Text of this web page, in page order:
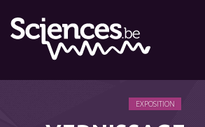
EXPOSITION